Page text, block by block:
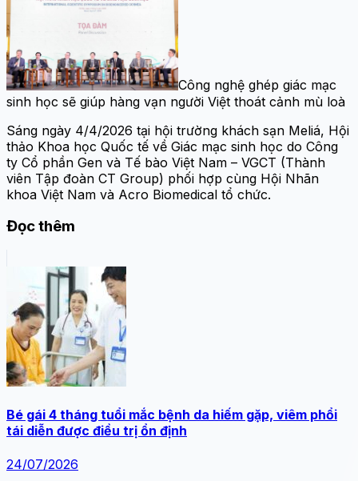
Công nghệ ghép giác mạc
sinh học sẽ giúp hàng vạn người Việt thoát cảnh mù loà
Sáng ngày 4/4/2026 tại hội trường khách sạn Meliá, Hội
thảo Khoa học Quốc tế về Giác mạc sinh học do Công
ty Cổ phần Gen và Tế bào Việt Nam – VGCT (Thành
viên Tập đoàn CT Group) phối hợp cùng Hội Nhãn
khoa Việt Nam và Acro Biomedical tổ chức.
Đọc thêm
Bé gái 4 tháng tuổi mắc bệnh da hiếm gặp, viêm phổi
tái diễn được điều trị ổn định
24/07/2026